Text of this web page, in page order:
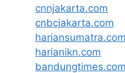
cnnjakarta.com
cnbcjakarta.com
hariansumatra.com
harianikn.com
bandungtimes.com